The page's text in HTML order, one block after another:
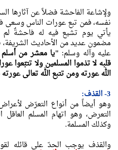
ولإشاعة الفاحشة فضلاً عن آثارها
نفسه، فمن تبع عورات الناس وسعى
يأتي يوم تشيع فيه له فاحشةٌ
مضمون عديد من الأحاديث الشريفة،
عليه وآله وسلم: "يا معشر من أسلم
قلبه لا تذموا المسلمين ولا تتبّعوا
الله عورته ومن تتبع الله تعالى
3- القذف:
وهو أيضاً من أنواع التعرّض
التعرض، وهو اتهام المسلم العاقل
وكذلك المسلمة.
والقذف يوجب الحدّ على قائله